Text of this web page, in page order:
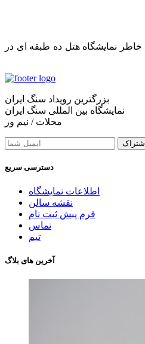
نمایشگاه هتل ده طبقه ای در
بزرگترین رویداد سنگ ایران
نمایشگاه بین المللی سنگ ایران
محلات / نیم ور
اشتراک
دسترسی سریع
اطلاعات نمایشگاه
نقشه سالن
فرم پبش ثبت نام
تماس
تیم
آخرین های بلاگ